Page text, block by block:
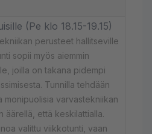
(Pe klo 18.15-19.15)
perusteet hallitseville
sopii myös aiemmin
joilla on takana pidempi
Tunnilla tehdään
monipuolisia varvastekniikan
äärellä, että keskilattialla.
valittu viikkotunti, vaan